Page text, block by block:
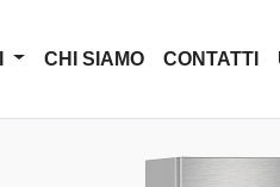
CHI SIAMO CONTATTI